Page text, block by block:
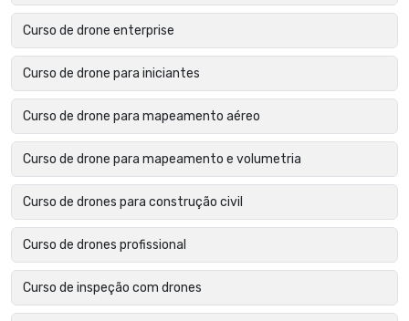
Curso de drone enterprise
Curso de drone para iniciantes
Curso de drone para mapeamento aéreo
Curso de drone para mapeamento e volumetria
Curso de drones para construção civil
Curso de drones profissional
Curso de inspeção com drones